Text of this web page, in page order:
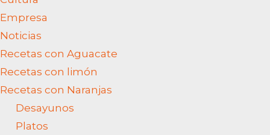
Categorías
Agricultura
Variedades Cítricos